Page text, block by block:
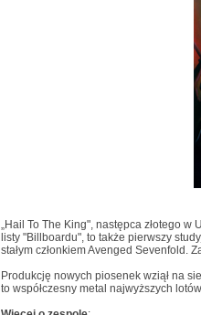
„Hail To The King", następca złotego
listy "Billboardu", to także pierwszy
stałym członkiem Avenged Sevenfold.
Produkcję nowych piosenek wziął na
to współczesny metal najwyższych